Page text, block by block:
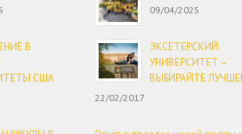
В
США
09/04/2025
ЭКСЕТЕРСКИЙ
УНИВЕРСИТЕТ –
ВЫБИРАЙТЕ
22/02/2017